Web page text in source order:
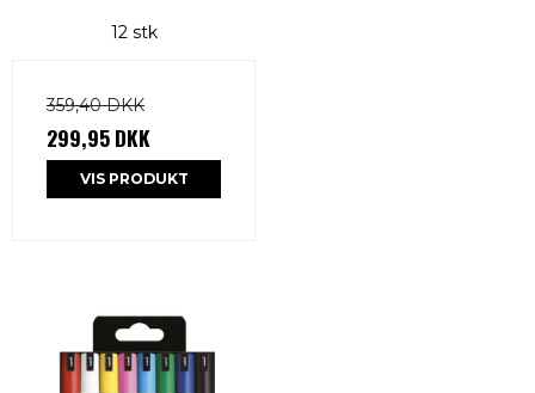
12 stk
359,40 DKK
299,95 DKK
VIS PRODUKT